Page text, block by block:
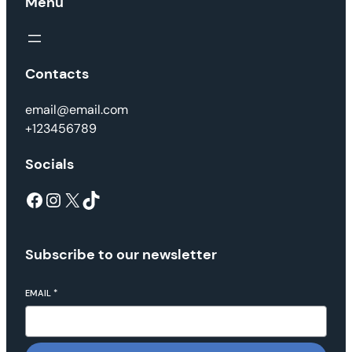
Contacts
email@email.com
+123456789
Socials
Facebook Instagram X TikTok
Subscribe to our newsletter
EMAIL *